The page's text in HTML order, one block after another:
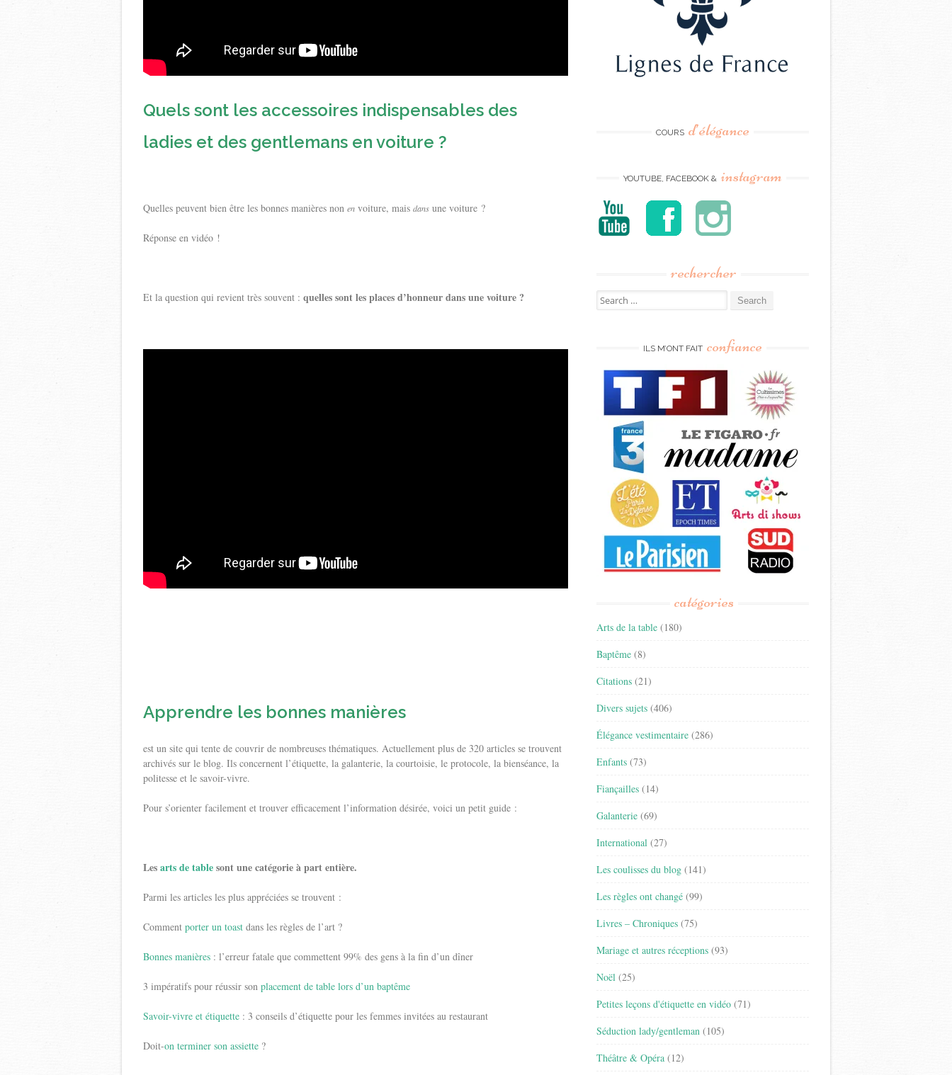
Quels sont les accessoires indispensables des
ladies et des gentlemans en voiture ?
Quelles peuvent bien être les bonnes manières non en voiture, mais dans une voiture ?
Réponse en vidéo !
Et la question qui revient très souvent : quelles sont les places d’honneur dans une voiture ?
Apprendre les bonnes manières
est un site qui tente de couvrir de nombreuses thématiques. Actuellement plus de 320 articles se trouvent
archivés sur le blog. Ils concernent l’étiquette, la galanterie, la courtoisie, le protocole, la bienséance, la
politesse et le savoir-vivre.
Pour s’orienter facilement et trouver efficacement l’information désirée, voici un petit guide :
Lesarts de tablesont une catégorie à part entière.
Parmi les articles les plus appréciées se trouvent :
Comment porter un toast dans les règles de l’art ?
Bonnes manières : l’erreur fatale que commettent 99% des gens à la fin d’un dîner
3 impératifs pour réussir son placement de table lors d’un baptême
Savoir-vivre et étiquette : 3 conseils d’étiquette pour les femmes invitées au restaurant
Doit-on terminer son assiette ?
COURS d’élégance
YOUTUBE, FACEBOOK & instagram
rechercher
Search
for:
ILS M’ONT FAIT confiance
catégories
Arts de la table (180)
Baptême (8)
Citations (21)
Divers sujets (406)
Élégance vestimentaire (286)
Enfants (73)
Fiançailles (14)
Galanterie (69)
International (27)
Les coulisses du blog (141)
Les règles ont changé (99)
Livres – Chroniques (75)
Mariage et autres réceptions (93)
Noël (25)
Petites leçons d'étiquette en vidéo (71)
Séduction lady/gentleman (105)
Théâtre & Opéra (12)